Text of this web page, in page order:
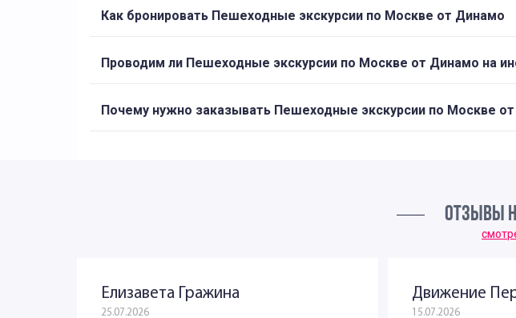
Как бронировать Пешеходные экскурсии по Москве от Динамо
Проводим ли Пешеходные экскурсии по Москве от Динамо на
Почему нужно заказывать Пешеходные экскурсии по Москве
ОТЗЫВЫ
Елизавета Гражина
25.07.2026
Движение
15.07.2026